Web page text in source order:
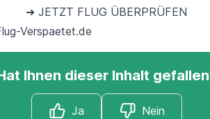
➜ JETZT FLUG ÜBERPRÜFEN
Verspaetet.de
Ihnen dieser Inhalt
Ja Nein